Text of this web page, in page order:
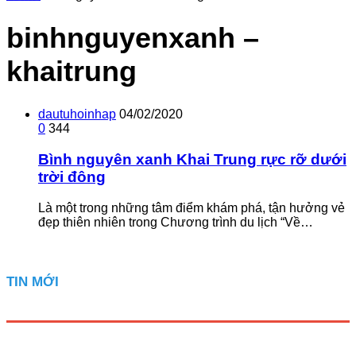
binhnguyenxanh –
khaitrung
dautuhoinhap 04/02/2020
0 344
Bình nguyên xanh Khai Trung rực rỡ dưới
trời đông
Là một trong những tâm điểm khám phá, tận hưởng vẻ
đẹp thiên nhiên trong Chương trình du lịch “Về…
TIN MỚI